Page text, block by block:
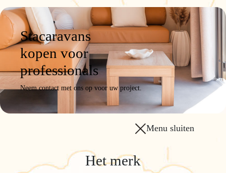
Stacaravans
kopen voor
professionals
Neem contact met ons op voor uw project.
Menu sluiten
Het merk